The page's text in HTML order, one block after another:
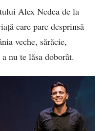
Alex Nedea de la
care pare desprinsă
veche, sărăcie,
nu te lăsa doborât.